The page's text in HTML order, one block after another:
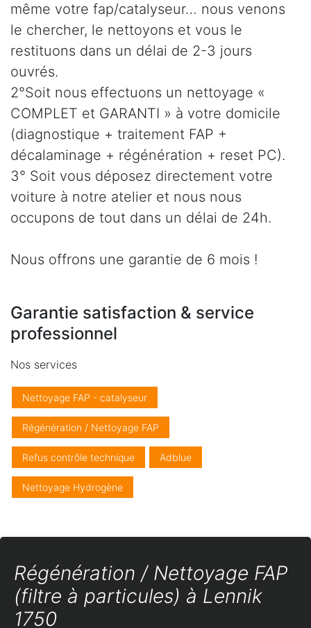
même votre fap/catalyseur… nous venons
le chercher, le nettoyons et vous le
restituons dans un délai de 2-3 jours
ouvrés.
2°Soit nous effectuons un nettoyage «
COMPLET et GARANTI » à votre domicile
(diagnostique + traitement FAP +
décalaminage + régénération + reset PC).
3° Soit vous déposez directement votre
voiture à notre atelier et nous nous
occupons de tout dans un délai de 24h.
Nous offrons une garantie de 6 mois !
Garantie satisfaction & service
professionnel
Nos services
Nettoyage FAP - catalyseur
Régénération / Nettoyage FAP
Refus contrôle technique Adblue
Nettoyage Hydrogène
Régénération / Nettoyage FAP
(filtre à particules) à Lennik
1750